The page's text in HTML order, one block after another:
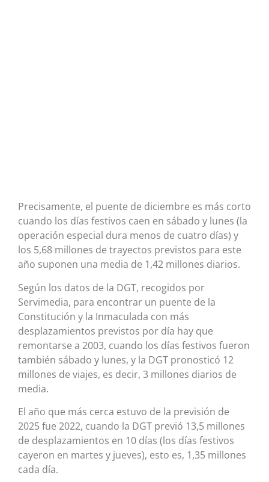
Precisamente, el puente de diciembre es más corto
cuando los días festivos caen en sábado y lunes (la
operación especial dura menos de cuatro días) y
los 5,68 millones de trayectos previstos para este
año suponen una media de 1,42 millones diarios.
Según los datos de la DGT, recogidos por
Servimedia, para encontrar un puente de la
Constitución y la Inmaculada con más
desplazamientos previstos por día hay que
remontarse a 2003, cuando los días festivos fueron
también sábado y lunes, y la DGT pronosticó 12
millones de viajes, es decir, 3 millones diarios de
media.
El año que más cerca estuvo de la previsión de
2025 fue 2022, cuando la DGT previó 13,5 millones
de desplazamientos en 10 días (los días festivos
cayeron en martes y jueves), esto es, 1,35 millones
cada día.